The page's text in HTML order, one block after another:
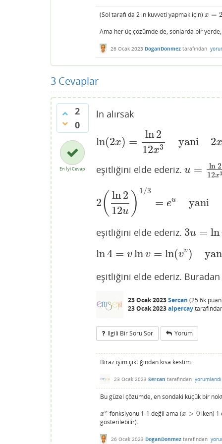
(Sol tarafı da 2 in kuvveti yapmak için) x = 2
x= 2y
Ama her üç çözümde de, sonlarda bir
26 Ocak 2023 DoganDonmez tarafından
3 Cevaplar
2
0
En İyi Cevap
ln alırsak
ln(2x) =
ln2
12x3 yani 2x
ln(2x) =ln 212x3 yani =e
eşitliğini elde ederiz. u = ln 2
12x3
u=ln 212x
2( ln 2
12u ) 1/3
= eu yani
2(ln u)1 /3= yani
eşitliğini elde ederiz. 3u = ln
3u= ln v
ln4 = vlnv = ln(vv)
ln4=vln v= ln(vv) yani
eşitliğini elde ederiz. Buradan
23 Ocak 2023Sercan (25.6k
23 Ocak 2023alpercay
Ilgili Bir Soru Sor Yorum
Biraz işim çıktığından kısa kestim.
23 Ocak 2023 Sercan tarafından yorumlandı
Bu güzel çözümde, en sondaki küçük bir
xx
xx fonksiyonu 1-1 değil ama (x > 0
x> 0
iken) 1
gösterilebilir).
26 Ocak 2023 DoganDonmez tarafından